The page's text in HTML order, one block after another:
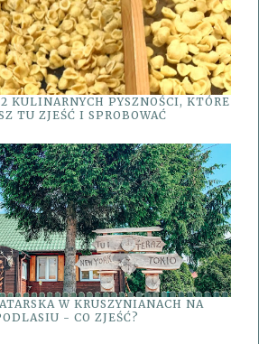
KULINARNYCH PYSZNOŚCI, KTÓRE
TU ZJEŚĆ I SPROBOWAĆ
W KRUSZYNIANACH NA
- CO ZJEŚĆ?